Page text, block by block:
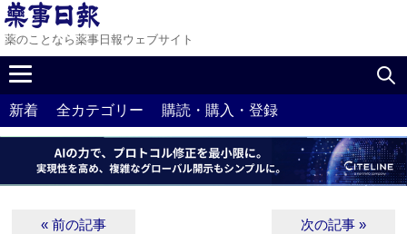
薬のことなら薬事日報ウェブサイト
新着 全カテゴリー 購読・購入・登録
« 前の記事 次の記事 »